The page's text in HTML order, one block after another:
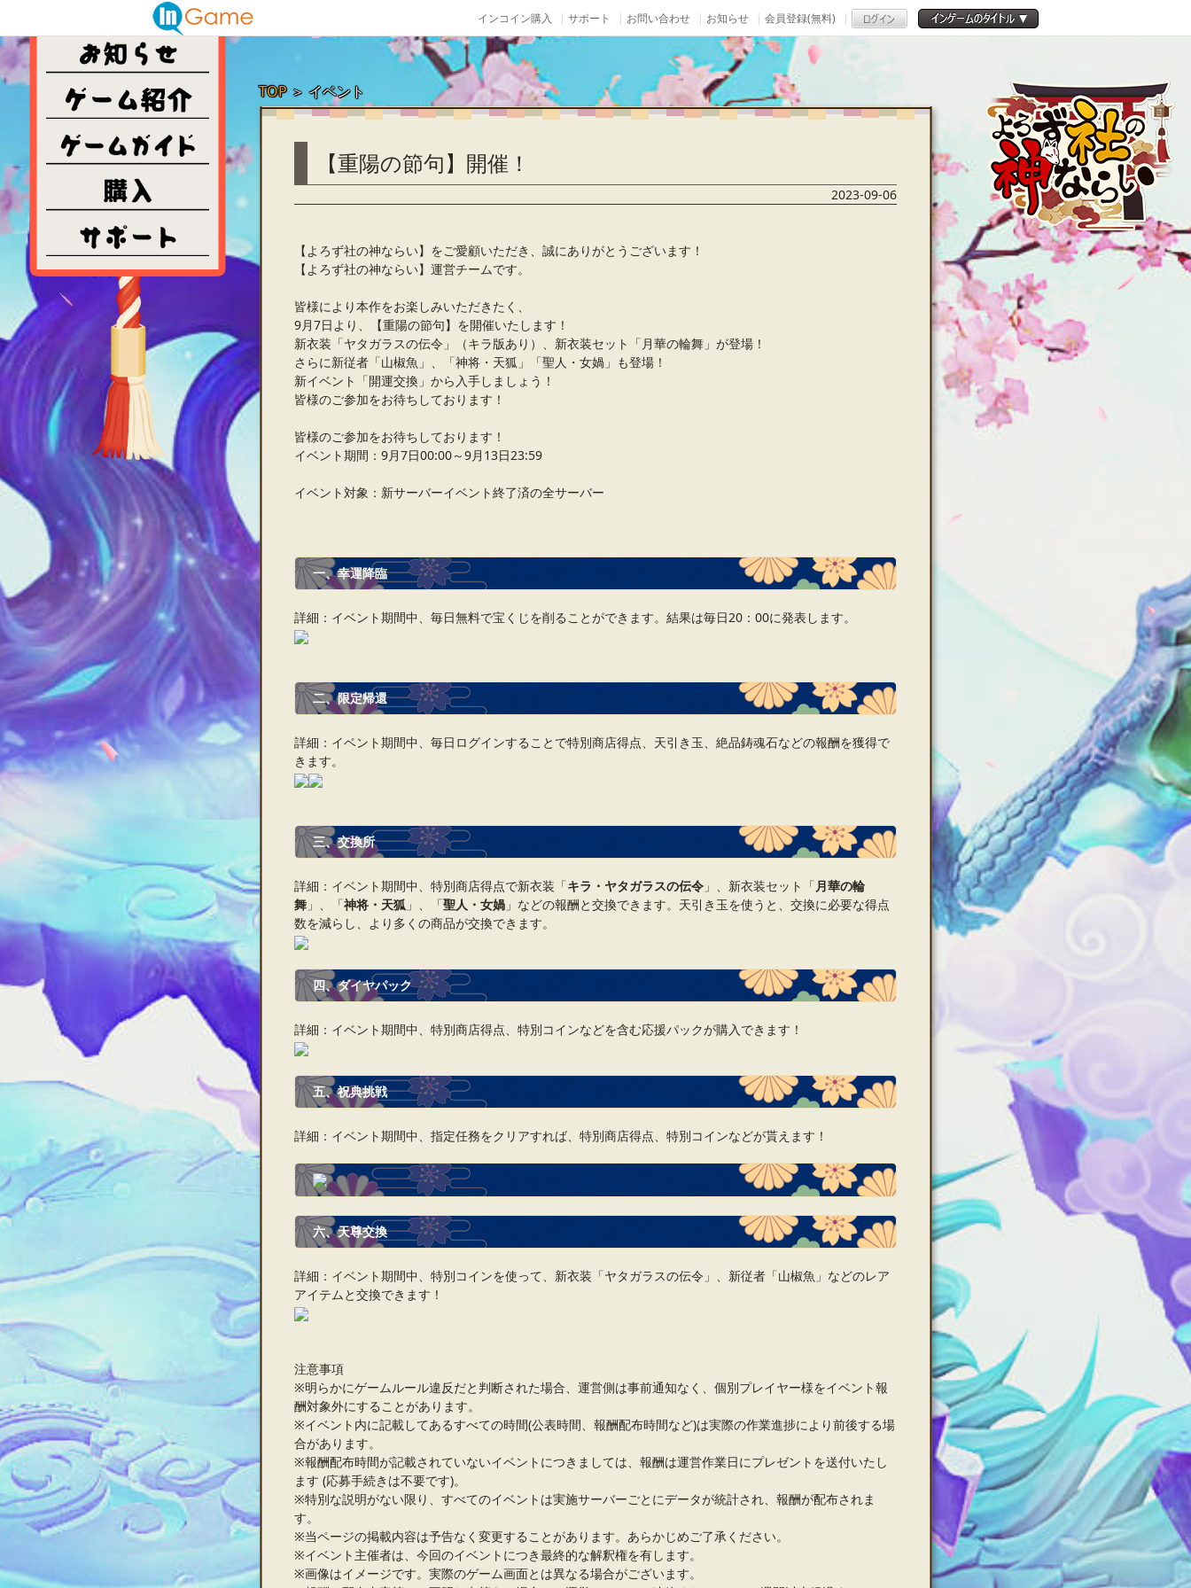
インコイン購入 サポート お問い合わせ お知らせ 会員登録(無料)
TOP＞ イベント
【重陽の節句】開催！
2023-09-06
【よろず社の神ならい】をご愛顧いただき、誠にありがとうございます！
【よろず社の神ならい】運営チームです。
皆様により本作をお楽しみいただきたく、
9月7日より、【重陽の節句】を開催いたします！
新衣装「ヤタガラスの伝令」（キラ版あり）、新衣装セット「月華の輪舞」が登場！
さらに新従者「山椒魚」、「神将・天狐」「聖人・女媧」も登場！
新イベント「開運交換」から入手しましょう！
皆様のご参加をお待ちしております！
皆様のご参加をお待ちしております！
イベント期間：9月7日00:00～9月13日23:59
イベント対象：新サーバーイベント終了済の全サーバー
一、幸運降臨
詳細：イベント期間中、毎日無料で宝くじを削ることができます。結果は毎日20：00に発表します。
二、限定帰還
詳細：イベント期間中、毎日ログインすることで特別商店得点、天引き玉、絶品鋳魂石などの報酬を獲得で
きます。
三、交換所
詳細：イベント期間中、特別商店得点で新衣装「キラ・ヤタガラスの伝令 」、新衣装セット「月華の輪
舞 」、「神将・天狐 」、「聖人・女媧 」などの報酬と交換できます。天引き玉を使うと、交換に必要な得点
数を減らし、より多くの商品が交換できます。
四、ダイヤパック
詳細：イベント期間中、特別商店得点、特別コインなどを含む応援パックが購入できます！
五、祝典挑戦
詳細：イベント期間中、指定任務をクリアすれば、特別商店得点、特別コインなどが貰えます！
六、天尊交換
詳細：イベント期間中、特別コインを使って、新衣装「ヤタガラスの伝令」、新従者「山椒魚」などのレア
アイテムと交換できます！
注意事項
※明らかにゲームルール違反だと判断された場合、運営側は事前通知なく、個別プレイヤー様をイベント報
酬対象外にすることがあります。
※イベント内に記載してあるすべての時間(公表時間、報酬配布時間など)は実際の作業進捗により前後する場
合があります。
※報酬配布時間が記載されていないイベントにつきましては、報酬は運営作業日にプレゼントを送付いたし
ます (応募手続きは不要です)。
※特別な説明がない限り、すべてのイベントは実施サーバーごとにデータが統計され、報酬が配布されま
す。
※当ページの掲載内容は予告なく変更することがあります。あらかじめご了承ください。
※イベント主催者は、今回のイベントにつき最終的な解釈権を有します。
※画像はイメージです。実際のゲーム画面とは異なる場合がございます。